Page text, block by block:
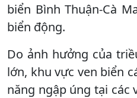
biển Bình Thuận-Cà
biển động.
Do ảnh hưởng của
lớn, khu vực ven biển
năng ngập úng tại các